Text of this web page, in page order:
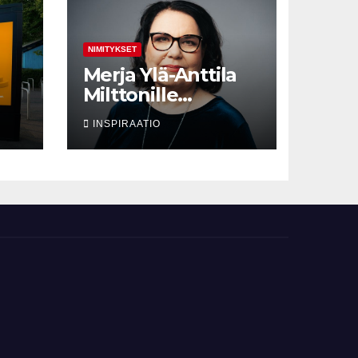
NIMITYKSET
Merja Ylä-Anttila
Milttonille
vanhemmaksi
neuvonantajaksi
INSPIRAATIO